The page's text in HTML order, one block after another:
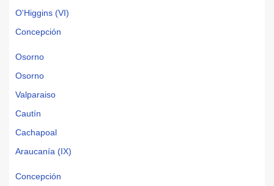
O'Higgins (VI)
Concepción
Osorno
Osorno
Valparaiso
Cautín
Cachapoal
Araucanía (IX)
Concepción